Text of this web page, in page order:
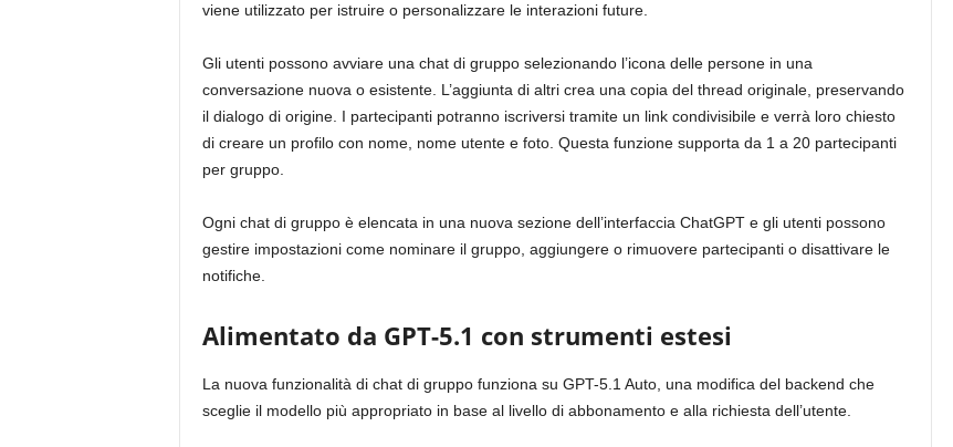
viene utilizzato per istruire o personalizzare le interazioni future.
Gli utenti possono avviare una chat di gruppo selezionando l’icona delle persone in una
conversazione nuova o esistente. L’aggiunta di altri crea una copia del thread originale, preservando
il dialogo di origine. I partecipanti potranno iscriversi tramite un link condivisibile e verrà loro chiesto
di creare un profilo con nome, nome utente e foto. Questa funzione supporta da 1 a 20 partecipanti
per gruppo.
Ogni chat di gruppo è elencata in una nuova sezione dell’interfaccia ChatGPT e gli utenti possono
gestire impostazioni come nominare il gruppo, aggiungere o rimuovere partecipanti o disattivare le
notifiche.
Alimentato da GPT-5.1 con strumenti estesi
La nuova funzionalità di chat di gruppo funziona su GPT-5.1 Auto, una modifica del backend che
sceglie il modello più appropriato in base al livello di abbonamento e alla richiesta dell’utente.